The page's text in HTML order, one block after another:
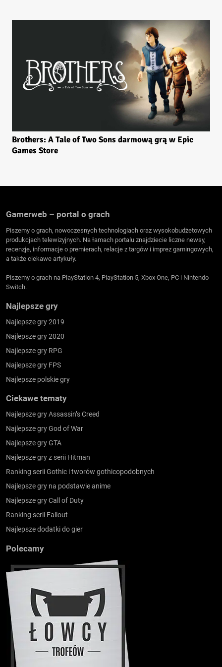
Brothers: A Tale of Two Sons darmową grą w Epic
Games Store
Gamerweb – portal o grach
Piszemy o grach, nowoczesnych technologiach oraz wysokobudżetowych
produkcjach telewizyjnych. Na łamach portalu znajdziecie liczne newsy,
recenzje, informacje o premierach, relacje z targów i imprez gamingowych,
a także ciekawe artykuły.
Piszemy o grach na PlayStation 4, PlayStation 5, Xbox One, PC i Nintendo
Switch.
Najlepsze gry
Najlepsze gry 2019
Najlepsze gry 2020
Najlepsze gry RPG
Najlepsze gry FPS
Najlepsze polskie gry
Ciekawe tematy
Najlepsze gry Assassin’s Creed
Najlepsze gry God of War
Najlepsze gry GTA
Najlepsze gry z serii Hitman
Ranking serii Gothic i tworów gothicopodobnych
Najlepsze gry na podstawie anime
Najlepsze gry Call of Duty
Ranking serii Fallout
Najlepsze dodatki do gier
Polecamy